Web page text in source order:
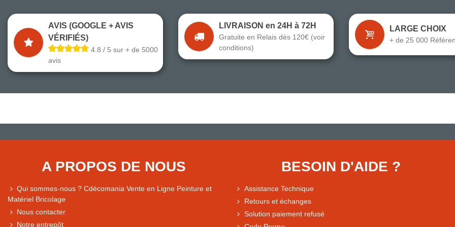
AVIS (GOOGLE + AVIS
VÉRIFIÉS)
4.8 / 5 sur + de 5000
avis
LIVRAISON en 24H à 72H
Gratuite en Relais dès 120€ (voir
conditions)
LARGE CHOIX
+ de 25 000
A PROPOS DE NOUS
Qui sommes-nous ? Cdécomania Vente en Ligne Peinture et
Matériel Bricolage
Nous contacter
Notre entrepôt
BESOIN D'AIDE ?
Assistance Technique
Retours et échanges
Solution paiement refusé